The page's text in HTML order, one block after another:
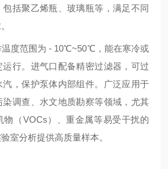
括聚乙烯瓶、玻璃瓶等，满足不同
温度范围为 - 10℃~50℃，能在寒冷或
行。进气口配备精密过滤器，可过
，保护泵体内部组件。广泛应用于
调查、水文地质勘察等领域，尤其
物（VOCs）、重金属等易受干扰的
室分析提供高质量样本。